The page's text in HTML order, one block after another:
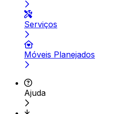
Serviços
Móveis Planejados
Ajuda